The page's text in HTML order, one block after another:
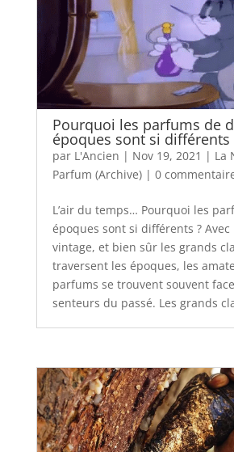
Pourquoi les parfums de
époques sont si différents
par L'Ancien | Nov 19, 2021 | La
Parfum (Archive)| 0
L’air du temps… Pourquoi les
époques sont si différents ?
vintage, et bien sûr les grands
traversent les époques, les
parfums se trouvent souvent
senteurs du passé. Les grands